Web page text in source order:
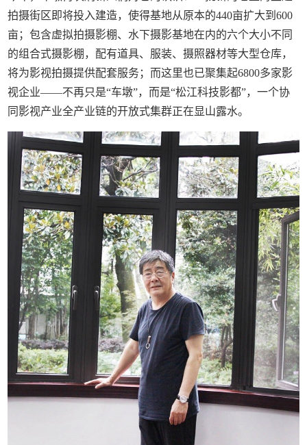
拍摄街区即将投入建造，使得基地从原本的440亩扩大到600
亩；包含虚拟拍摄影棚、水下摄影基地在内的六个大小不同
的组合式摄影棚，配有道具、服装、摄照器材等大型仓库，
将为影视拍摄提供配套服务；而这里也已聚集起6800多家影
视企业——不再只是“车墩”，而是“松江科技影都”，一个协
同影视产业全产业链的开放式集群正在显山露水。